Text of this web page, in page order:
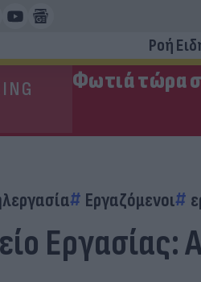
Ροή
Φωτιά τώρα
Εργαζόμενοι
Εργασίας: